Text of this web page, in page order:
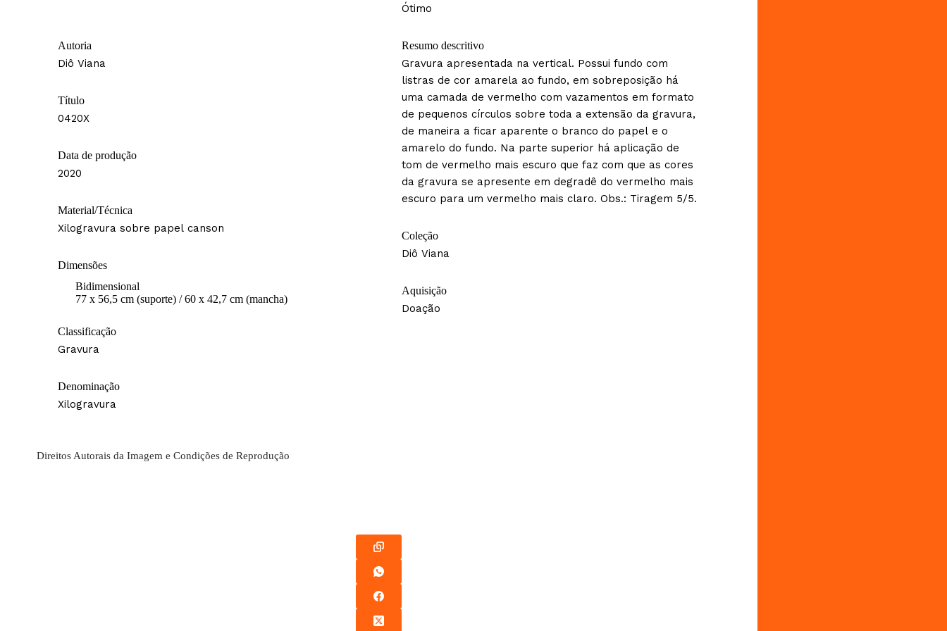
Autoria
Diô Viana
Título
0420X
Data de produção
2020
Material/Técnica
Xilogravura sobre papel canson
Dimensões
Bidimensional
77 x 56,5 cm (suporte) / 60 x 42,7 cm (mancha)
Classificação
Gravura
Denominação
Xilogravura
Ótimo
Resumo descritivo
Gravura apresentada na vertical. Possui fundo com
listras de cor amarela ao fundo, em sobreposição há
uma camada de vermelho com vazamentos em formato
de pequenos círculos sobre toda a extensão da gravura,
de maneira a ficar aparente o branco do papel e o
amarelo do fundo. Na parte superior há aplicação de
tom de vermelho mais escuro que faz com que as cores
da gravura se apresente em degradê do vermelho mais
escuro para um vermelho mais claro. Obs.: Tiragem 5/5.
Coleção
Diô Viana
Aquisição
Doação
Direitos Autorais da Imagem e Condições de Reprodução